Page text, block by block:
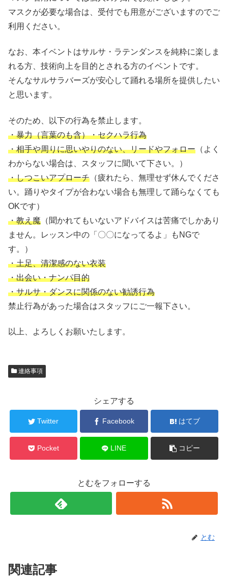
マスクが必要な場合は、受付でも用意がございますのでご
利用ください。
なお、本イベントはサルサ・ラテンダンスを純粋に楽しま
れる方、技術向上を目的とされる方のイベントです。
そんなサルサラバーズが安心して踊れる場所を提供したい
と思います。
そのため、以下の行為を禁止します。
・暴力（言葉のも含）・セクハラ行為
・相手や周りに思いやりのない、リードやフォロー （よく
わからない場合は、スタッフに聞いて下さい。）
・しつこいアプローチ （疲れたら、無理せず休んでくださ
い。踊りやタイプが合わない場合も無理して踊らなくても
OKです）
・教え魔 （聞かれてもいないアドバイスは苦痛でしかあり
ません。レッスン中の「〇〇になってるよ」もNGで
す。）
・土足、清潔感のない衣装
・出会い・ナンパ目的
・サルサ・ダンスに関係のない勧誘行為
禁止行為があった場合はスタッフにご一報下さい。
以上、よろしくお願いたします。
連絡事項
シェアする
Twitter Facebook はてブ
Pocket LINE コピー
とむをフォローする
とむ
関連記事